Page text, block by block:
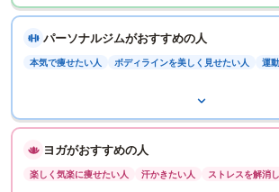
パーソナルジムがおすすめの人
本気で痩せたい人 ボディラインを美しく見せたい人 運
ヨガがおすすめの人
楽しく気楽に痩せたい人 汗かきたい人 ストレスを解消